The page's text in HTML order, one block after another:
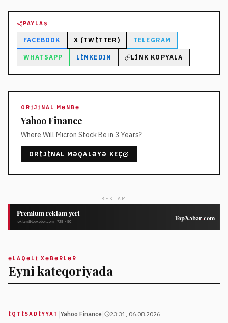
PAYLAŞ
FACEBOOK X (TWITTER) TELEGRAM
WHATSAPP LINKEDIN LINK KOPYALA
ORIJINAL MƏNBƏ
Yahoo Finance
Where Will Micron Stock Be in 3 Years?
ORIJINAL MƏQALƏYƏ KEÇ
REKLAM
ƏLAQƏLI XƏBƏRLƏR
Eyni kateqoriyada
İQTISADIYYAT Yahoo Finance 23:31, 06.08.2026